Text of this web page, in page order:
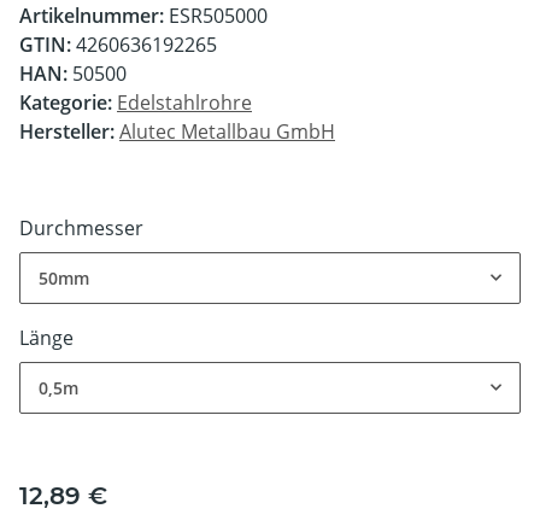
Artikelnummer: ESR505000
GTIN:4260636192265
HAN: 50500
Kategorie: Edelstahlrohre
Hersteller:Alutec Metallbau GmbH
Durchmesser
50mm
Länge
0,5m
12,89 €